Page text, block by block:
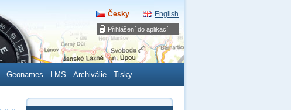
Přihlášení do aplikací
Česky English
Geonames LMS Archiválie Tisky